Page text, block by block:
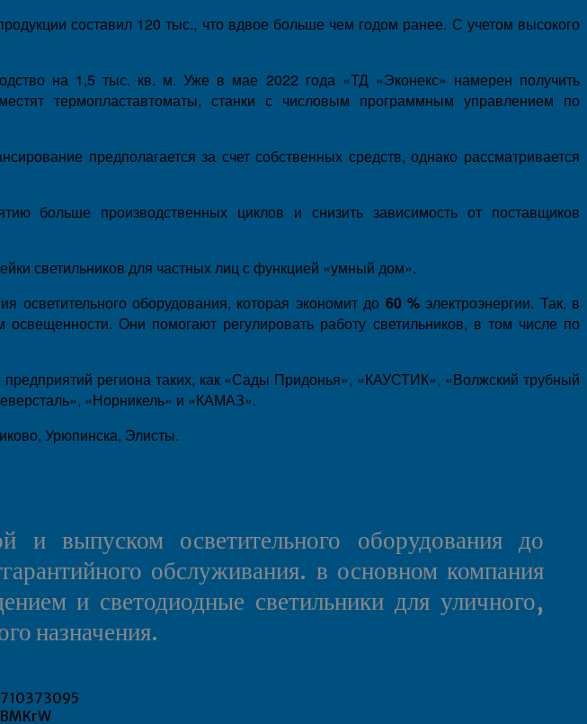
составил 120 тыс., что вдвое больше чем годом ранее. С учетом высокого
на 1,5 тыс. кв. м. Уже в мае 2022 года «ТД «Эконекс» намерен получить
термопластавтоматы, станки с числовым программным управлением по
предполагается за счет собственных средств, однако рассматривается
больше производственных циклов и снизить зависимость от поставщиков
светильников для частных лиц с функцией «умный дом».
осветительного оборудования, которая экономит до 60 %электроэнергии. Так, в
Они помогают регулировать работу светильников, в том числе по
региона таких, как «Сады Придонья», «КАУСТИК», «Волжский трубный
«Норникель» и «КАМАЗ».
Урюпинска, Элисты.
и выпуском осветительного оборудования до
обслуживания. в основном компания
и светодиодные светильники для уличного,
назначения.